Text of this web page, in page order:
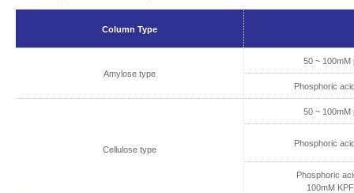
Column Type
Amylose type
50 ~ 100mM
Phosphoric
Cellulose type
50 ~ 100mM
Phosphoric
Phosphoric
100mM